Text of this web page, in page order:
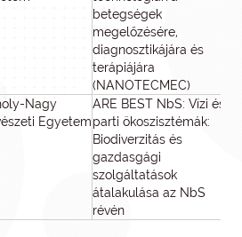
betegségek
megelőzésére,
diagnosztikájára és
terápiájára
(NANOTECMEC)
Nagy
Egyetem
ARE BEST NbS: Vízi és
parti ökoszisztémák:
Biodiverzitás és
gazdasgági
szolgáltatások
átalakulása az NbS
révén